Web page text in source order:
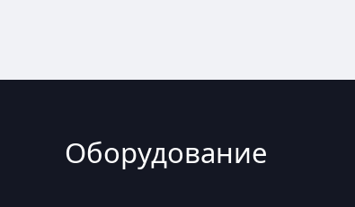
Оборудование